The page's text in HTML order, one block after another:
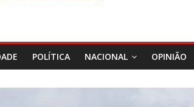
POLÍTICA NACIONAL OPINIÃO